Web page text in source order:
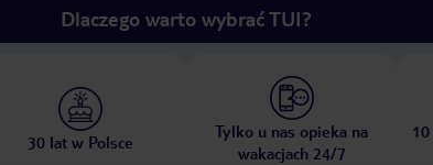
Dlaczego warto wybrać TUI?
30 lat w Polsce
Tylko u nas opieka na
wakacjach 24/7